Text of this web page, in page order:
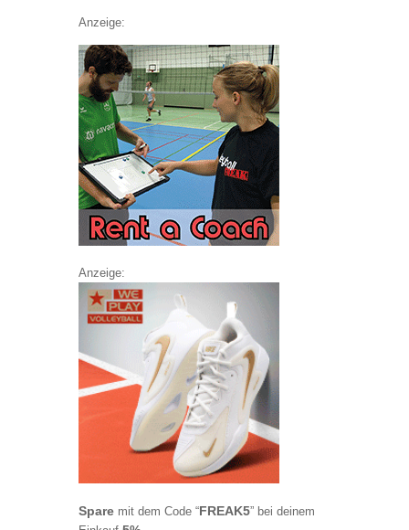
Anzeige:
Anzeige:
Spare mit dem Code “FREAK5” bei deinem